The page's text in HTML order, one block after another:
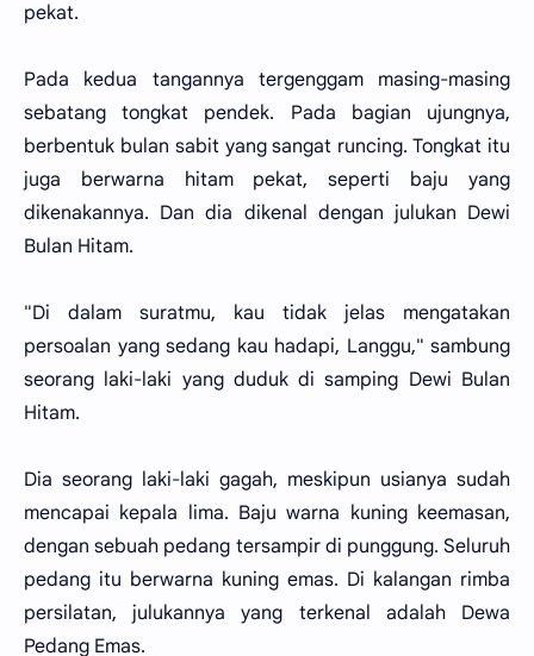
pekat.
Pada kedua tangannya tergenggam masing-masing
sebatang tongkat pendek. Pada bagian ujungnya,
berbentuk bulan sabit yang sangat runcing. Tongkat itu
juga berwarna hitam pekat, seperti baju yang
dikenakannya. Dan dia dikenal dengan julukan Dewi
Bulan Hitam.
"Di dalam suratmu, kau tidak jelas mengatakan
persoalan yang sedang kau hadapi, Langgu," sambung
seorang laki-laki yang duduk di samping Dewi Bulan
Hitam.
Dia seorang laki-laki gagah, meskipun usianya sudah
mencapai kepala lima. Baju warna kuning keemasan,
dengan sebuah pedang tersampir di punggung. Seluruh
pedang itu berwarna kuning emas. Di kalangan rimba
persilatan, julukannya yang terkenal adalah Dewa
Pedang Emas.